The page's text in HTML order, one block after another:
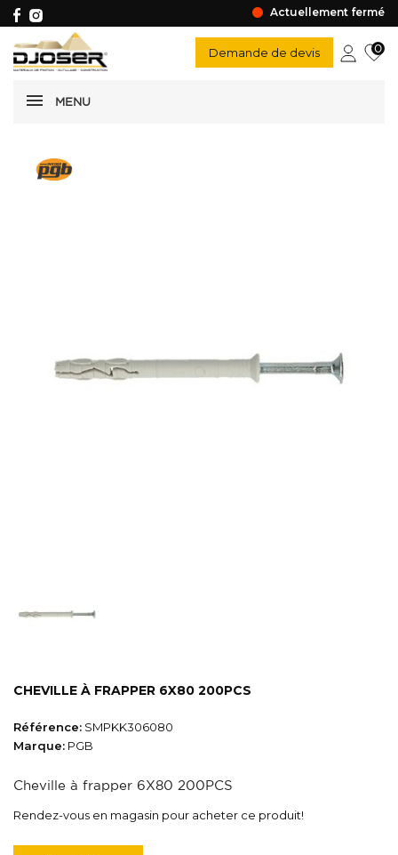
Actuellement fermé
MENU
Demande de devis 0
CHEVILLE À FRAPPER 6X80 200PCS
Référence: SMPKK306080
Marque: PGB
Cheville à frapper 6X80 200PCS
Rendez-vous en magasin pour acheter ce produit!